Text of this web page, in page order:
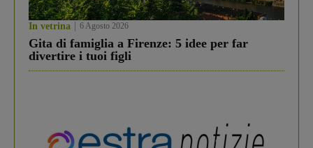
In vetrina 6 Agosto 2026
Gita di famiglia a Firenze: 5 idee per far
divertire i tuoi figli